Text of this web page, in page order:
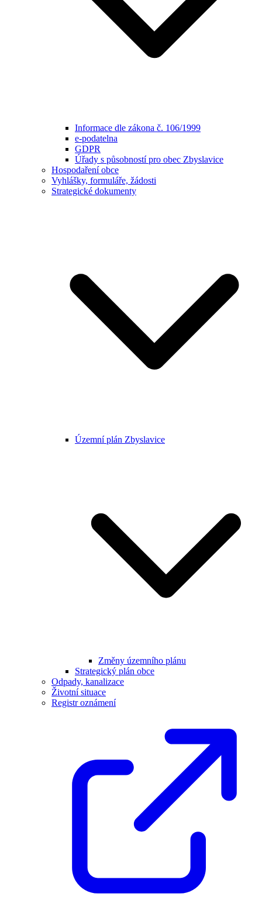
Informace dle zákona č. 106/1999
e-podatelna
GDPR
Úřady s působností pro obec Zbyslavice
Hospodaření obce
Vyhlášky, formuláře, žádosti
Strategické dokumenty
Územní plán Zbyslavice
Změny územního plánu
Strategický plán obce
Odpady, kanalizace
Životní situace
Registr oznámení